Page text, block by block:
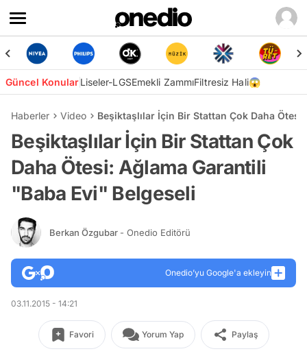
Güncel KonularLiseler-LGSEmekli ZammıFiltresiz Hali😱
Haberler Video Beşiktaşlılar İçin Bir Stattan Çok Daha
Beşiktaşlılar İçin Bir Stattan Çok
Daha Ötesi: Ağlama Garantili
"Baba Evi" Belgeseli
Berkan Özgubar - Onedio Editörü
Onedio’yu Google'a ekleyin
03.11.2015 - 14:21
Favori Yorum Yap Paylaş